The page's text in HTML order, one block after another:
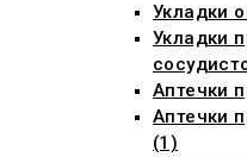
Укладки
Укладки
Аптечки
Аптечки
(1)